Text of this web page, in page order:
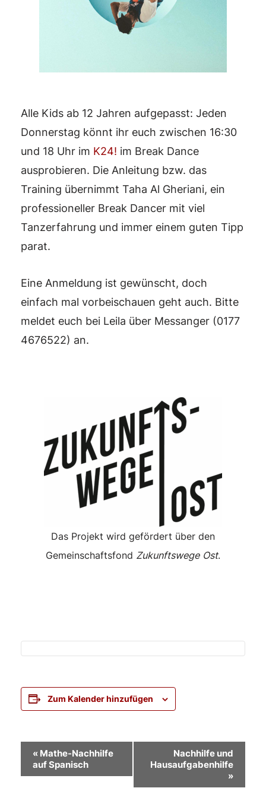
Alle Kids ab 12 Jahren aufgepasst: Jeden
Donnerstag könnt ihr euch zwischen 16:30
und 18 Uhr im K24! im Break Dance
ausprobieren. Die Anleitung bzw. das
Training übernimmt Taha Al Gheriani, ein
professioneller Break Dancer mit viel
Tanzerfahrung und immer einem guten Tipp
parat.
Eine Anmeldung ist gewünscht, doch
einfach mal vorbeischauen geht auch. Bitte
meldet euch bei Leila über Messanger (0177
4676522⁩) an.
Das Projekt wird gefördert über den
Gemeinschaftsfond Zukunftswege Ost.
Zum Kalender hinzufügen
Veranstaltung-
Navigation
« Mathe-Nachhilfe
auf Spanisch
Nachhilfe und
Hausaufgabenhilfe
»